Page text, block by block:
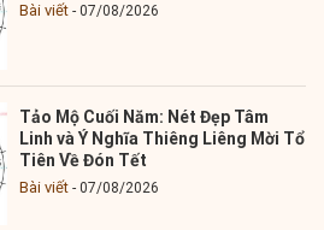
Bài viết 07/08/2026
Tảo Mộ Cuối Năm: Nét Đẹp Tâm
Linh và Ý Nghĩa Thiêng Liêng Mời Tổ
Tiên Về Đón Tết
Bài viết 07/08/2026